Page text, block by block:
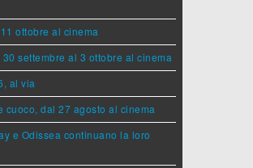
ottobre al cinema
settembre al 3 ottobre al cinema
al via
cuoco, dal 27 agosto al cinema
e Odissea continuano la loro